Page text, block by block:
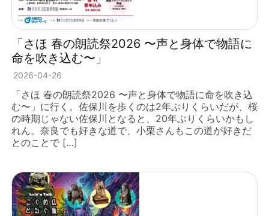
「さほ 春の朗読祭2026 〜声と身体で物語に
命を吹き込む〜」
2026-04-26
「さほ 春の朗読祭2026 〜声と身体で物語に命を吹き込
む〜」に行く。佐保川を歩くのは2年ぶりくらいだが、桜
の時期じゃない佐保川となると、20年ぶりくらいかもし
れん。奈良でも好きな道で、小栗さんもこの道が好きだ
とのことで […]